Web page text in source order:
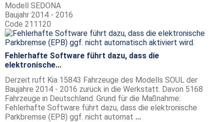
Modell SEDONA
Baujahr 2014 - 2016
Code 211120
Fehlerhafte Software führt dazu, dass die
elektronische...
Derzeit ruft Kia 15843 Fahrzeuge des Modells SOUL der
Baujahre 2014 - 2016 zurück in die Werkstatt. Davon 5168
Fahrzeuge in Deutschland. Grund für die Maßnahme:
Fehlerhafte Software führt dazu, dass die elektronische
Parkbremse (EPB) ggf. nicht automat ...